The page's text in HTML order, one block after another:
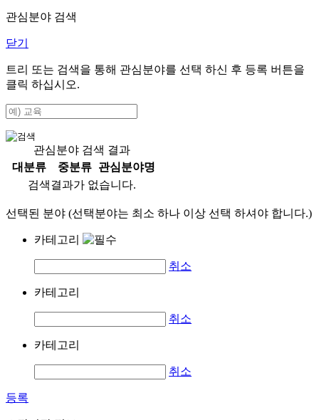
관심분야 검색
닫기
트리 또는 검색을 통해 관심분야를 선택 하신 후 등록 버튼을
클릭 하십시오.
관심분야 검색 결과
대분류
중분류
관심분야명
검색결과가 없습니다.
선택된 분야 (선택분야는 최소 하나 이상 선택 하셔야 합니다.)
카테고리
취소
카테고리
취소
카테고리
취소
등록